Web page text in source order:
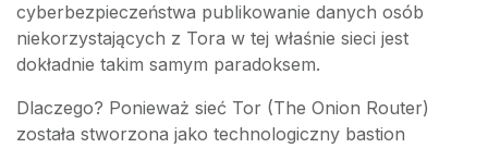
cyberbezpieczeństwa publikowanie danych osób
niekorzystających z Tora w tej właśnie sieci jest
dokładnie takim samym paradoksem.
Dlaczego? Ponieważ sieć Tor (The Onion Router)
została stworzona jako technologiczny bastion